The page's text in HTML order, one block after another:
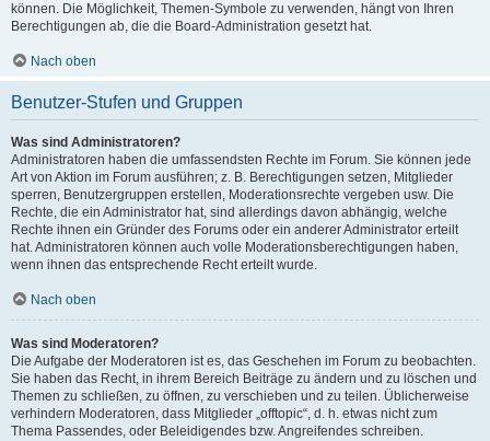
können. Die Möglichkeit, Themen-Symbole zu verwenden, hängt von Ihren
Berechtigungen ab, die die Board-Administration gesetzt hat.
Nach oben
Benutzer-Stufen und Gruppen
Was sind Administratoren?
Administratoren haben die umfassendsten Rechte im Forum. Sie können jede
Art von Aktion im Forum ausführen; z. B. Berechtigungen setzen, Mitglieder
sperren, Benutzergruppen erstellen, Moderationsrechte vergeben usw. Die
Rechte, die ein Administrator hat, sind allerdings davon abhängig, welche
Rechte ihnen ein Gründer des Forums oder ein anderer Administrator erteilt
hat. Administratoren können auch volle Moderationsberechtigungen haben,
wenn ihnen das entsprechende Recht erteilt wurde.
Nach oben
Was sind Moderatoren?
Die Aufgabe der Moderatoren ist es, das Geschehen im Forum zu beobachten.
Sie haben das Recht, in ihrem Bereich Beiträge zu ändern und zu löschen und
Themen zu schließen, zu öffnen, zu verschieben und zu teilen. Üblicherweise
verhindern Moderatoren, dass Mitglieder „offtopic“, d. h. etwas nicht zum
Thema Passendes, oder Beleidigendes bzw. Angreifendes schreiben.